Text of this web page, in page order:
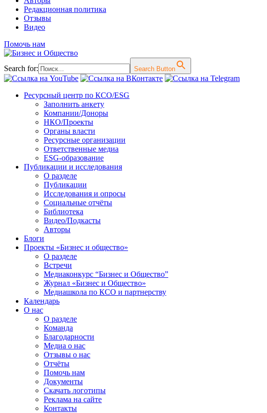
Редакционная политика
Отзывы
Видео
Помочь нам
Search for: Search Button
Перейти
содержимому
Ресурсный центр по КСО/ESG
Заполнить анкету
Компании/Доноры
НКО/Проекты
Органы власти
Ресурсные организации
Ответственные медиа
ESG-образование
Публикации и исследования
О разделе
Публикации
Исследования и опросы
Социальные отчёты
Библиотека
Видео/Подкасты
Авторы
Блоги
Проекты «Бизнес и общество»
О разделе
Встречи
Медиаконкурс “Бизнес и Общество”
Журнал «Бизнес и Общество»
Медиашкола по КСО и партнерству
Календарь
О нас
О разделе
Команда
Благодарности
Медиа о нас
Отзывы о нас
Отчёты
Помочь нам
Документы
Скачать логотипы
Реклама на сайте
Контакты